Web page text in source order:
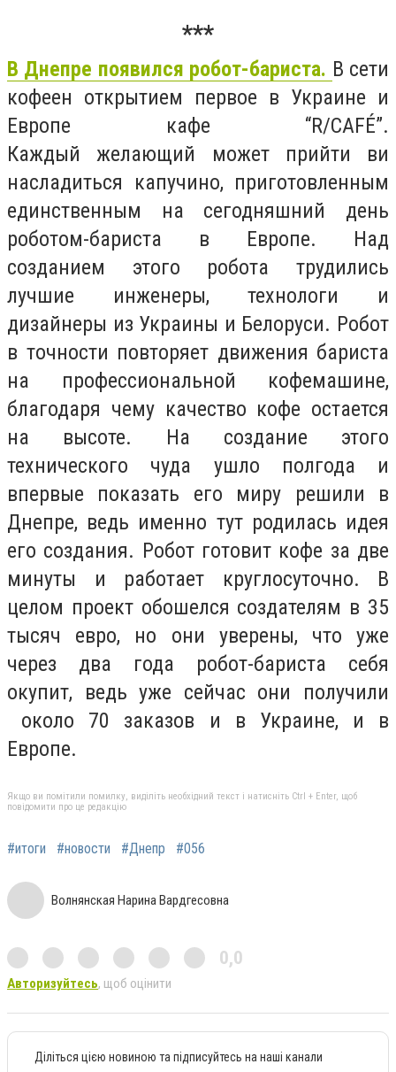
***
В Днепре появился робот-бариста. В сети
кофеен открытием первое в Украине и
Европе кафе “R/CAFÉ”.
Каждый желающий может прийти ви
насладиться капучино, приготовленным
единственным на сегодняшний день
роботом-бариста в Европе. Над
созданием этого робота трудились
лучшие инженеры, технологи и
дизайнеры из Украины и Белоруси. Робот
в точности повторяет движения бариста
на профессиональной кофемашине,
благодаря чему качество кофе остается
на высоте. На создание этого
технического чуда ушло полгода и
впервые показать его миру решили в
Днепре, ведь именно тут родилась идея
его создания. Робот готовит кофе за две
минуты и работает круглосуточно. В
целом проект обошелся создателям в 35
тысяч евро, но они уверены, что уже
через два года робот-бариста себя
окупит, ведь уже сейчас они получили
около 70 заказов и в Украине, и в
Европе.
Якщо ви помітили помилку, виділіть необхідний текст і натисніть Ctrl + Enter, щоб
повідомити про це редакцію
#итоги #новости #Днепр #056
Волнянская Нарина Вардгесовна
0,0
Авторизуйтесь, щоб оцінити
Діліться цією новиною та підписуйтесь на наші канали